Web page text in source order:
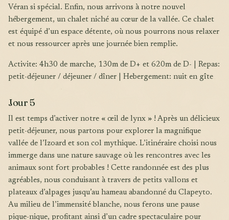
Véran si spécial. Enfin, nous arrivons à notre nouvel
hébergement, un chalet niché au cœur de la vallée. Ce chalet
est équipé d’un espace détente, où nous pourrons nous relaxer
et nous ressourcer après une journée bien remplie.
Activite: 4h30 de marche, 130m de D+ et 620m de D- | Repas:
petit-déjeuner / déjeuner / dîner | Hebergement: nuit en gîte
Jour 5
Il est temps d’activer notre « œil de lynx » ! Après un délicieux
petit-déjeuner, nous partons pour explorer la magnifique
vallée de l’Izoard et son col mythique. L’itinéraire choisi nous
immerge dans une nature sauvage où les rencontres avec les
animaux sont fort probables ! Cette randonnée est des plus
agréables, nous conduisant à travers de petits vallons et
plateaux d’alpages jusqu’au hameau abandonné du Clapeyto.
Au milieu de l’immensité blanche, nous ferons une pause
pique-nique, profitant ainsi d’un cadre spectaculaire pour